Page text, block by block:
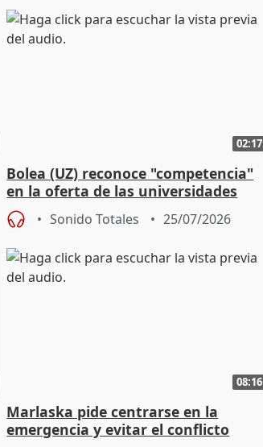
02:17
Bolea (UZ) reconoce "competencia"
en la oferta de las universidades
privadas
Sonido Totales 25/07/2026
08:16
Marlaska pide centrarse en la
emergencia y evitar el conflicto